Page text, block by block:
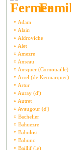
¤ Adam
¤ Alain
¤ Aldroviche
¤ Alet
¤ Amezre
¤ Anseau
¤ Ansquer (Cornouaille)
¤ Arrel (de Kermarquer)
¤ Artur
¤ Auray (d')
¤ Autret
¤ Avaugour (d')
¤ Bachelier
¤ Bahuezre
¤ Bahulost
¤ Bahuno
¤ Baillif (le)